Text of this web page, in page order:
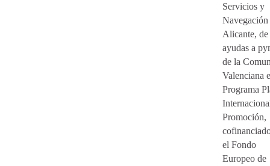
Servicios y
Navegación
Alicante, de
ayudas a
de la
Valenciana
Programa
Promoción,
el Fondo
Europeo de